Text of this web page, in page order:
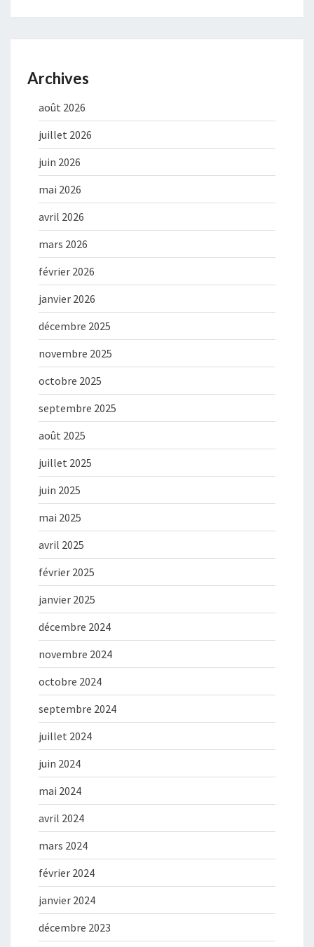
Archives
août 2026
juillet 2026
juin 2026
mai 2026
avril 2026
mars 2026
février 2026
janvier 2026
décembre 2025
novembre 2025
octobre 2025
septembre 2025
août 2025
juillet 2025
juin 2025
mai 2025
avril 2025
février 2025
janvier 2025
décembre 2024
novembre 2024
octobre 2024
septembre 2024
juillet 2024
juin 2024
mai 2024
avril 2024
mars 2024
février 2024
janvier 2024
décembre 2023